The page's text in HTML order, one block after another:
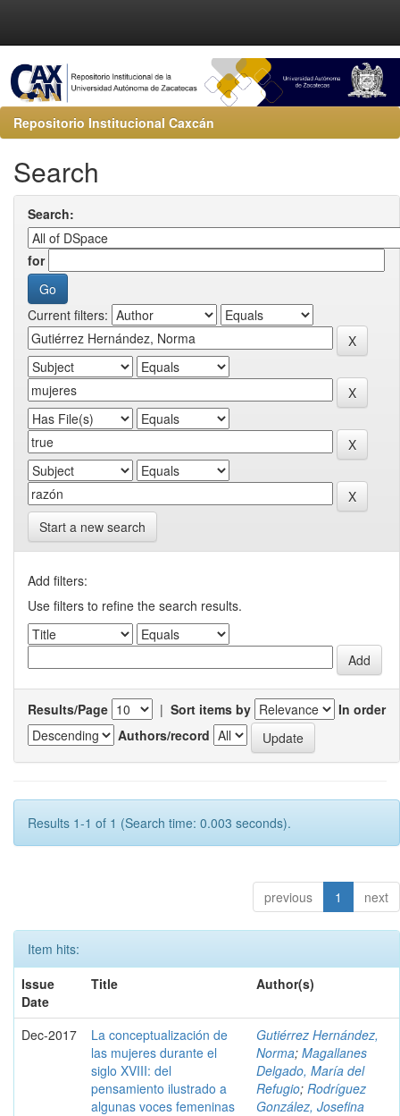
Repositorio Institucional Caxcán
Search
Search:
for
Current filters:
Start a new search
Add filters:
Use filters to refine the search results.
Results/Page | Sort items by
In order
Authors/record
Results 1-1 of 1 (Search time: 0.003 seconds).
previous 1 next
Item hits:
Issue
Date
Title Author(s)
Dec-2017
La conceptualización de
las mujeres durante el
siglo XVIII: del
pensamiento ilustrado a
algunas voces femeninas
Gutiérrez Hernández,
Norma; Magallanes
Delgado, María del
Refugio; Rodríguez
González, Josefina